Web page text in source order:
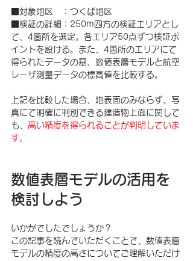
■対象地区　：つくば地区
■検証の詳細：250m四方の検証エリアとし
て、4箇所を選定。各エリア50点ずつ検証ポ
イントを設ける。また、4箇所のエリアにて
得られたデータの基、数値表層モデルと航空
レーザ測量データの標高値を比較する。
上記を比較した場合、地表面のみならず、写
真にて明確に判別できる建造物上面に関して
も、 高い精度を得られることが判明していま
す。
数値表層モデルの活用を
検討しよう
いかがでしたでしょうか？
この記事を読んでいただくことで、数値表層
モデルの精度の高さについてご理解いただけ